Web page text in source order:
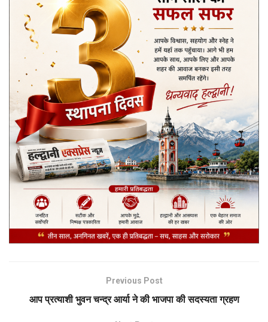
Previous Post
आप प्रत्याशी भुवन चन्द्र आर्या ने की भाजपा की सदस्यता ग्रहण